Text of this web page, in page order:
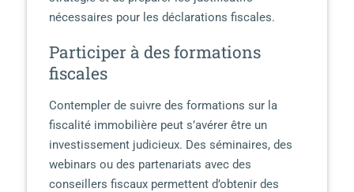
nécessaires pour les déclarations fiscales.
Participer à des formations
fiscales
Contempler de suivre des formations sur la
fiscalité immobilière peut s’avérer être un
investissement judicieux. Des séminaires, des
webinars ou des partenariats avec des
conseillers fiscaux permettent d’obtenir des